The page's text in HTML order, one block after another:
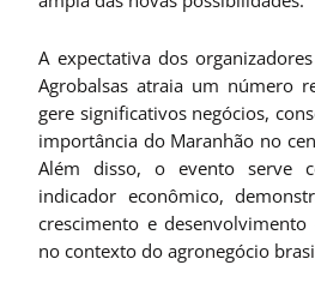
A expectativa dos
Agrobalsas atraia um número
gere significativos negócios,
importância do Maranhão no
Além disso, o evento serve
indicador econômico,
crescimento e
no contexto do agronegócio